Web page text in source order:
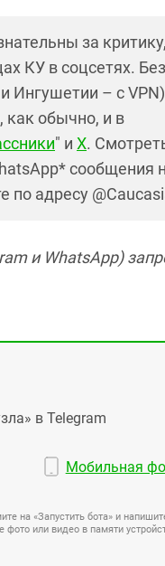
за
КУ в соцсетях.
Ингушетии – с
как обычно, и в
" и X.
сообщения
по адресу
и WhatsApp)
в Telegram
Мобильная
на «Запустить бота» и
или видео в памяти